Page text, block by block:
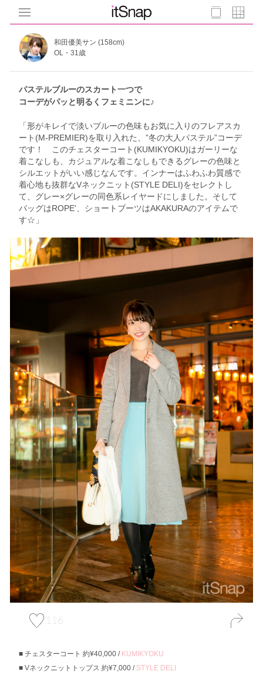
和田優美サン (158cm)
OL・31歳
パステルブルーのスカート一つで
コーデがパッと明るくフェミニンに♪
「形がキレイで淡いブルーの色味もお気に入りのフレアスカ
ート(M-PREMIER)を取り入れた、”冬の大人パステル”コーデ
です！ このチェスターコート(KUMIKYOKU)はガーリーな
着こなしも、カジュアルな着こなしもできるグレーの色味と
シルエットがいい感じなんです。インナーはふわふわ質感で
着心地も抜群なVネックニット(STYLE DELI)をセレクトし
て、グレー×グレーの同色系レイヤードにしました。そして
バッグはROPE'、ショートブーツはAKAKURAのアイテムで
す☆」
116
チェスターコート 約¥40,000 / KUMIKYOKU
Vネックニットトップス 約¥7,000 / STYLE DELI